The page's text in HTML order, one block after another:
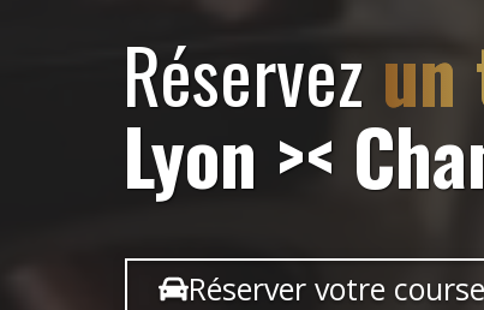
Réservez
Lyon ><
Réserver votre course